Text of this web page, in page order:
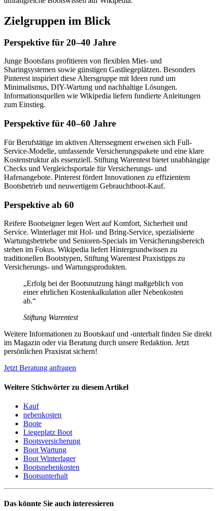
Zielgruppen im Blick
Perspektive für 20–40 Jahre
Junge Bootsfans profitieren von flexiblen Miet- und
Sharingsystemen sowie günstigen Gastliegeplätzen. Besonders
Pinterest inspiriert diese Altersgruppe mit Ideen rund um
Minimalismus, DIY-Wartung und nachhaltige Lösungen.
Informationsquellen wie Wikipedia liefern fundierte Anleitungen
zum Einstieg.
Perspektive für 40–60 Jahre
Für Berufstätige im aktiven Alterssegment erweisen sich Full-
Service-Modelle, umfassende Versicherungspakete und eine klare
Kostenstruktur als essenziell. Stiftung Warentest bietet unabhängige
Checks und Vergleichsportale für Versicherungs- und
Hafenangebote. Pinterest fördert Innovationen zu effizientem
Bootsbetrieb und neuwertigem Gebrauchtboot-Kauf.
Perspektive ab 60
Reifere Bootseigner legen Wert auf Komfort, Sicherheit und
Service. Winterlager mit Hol- und Bring-Service, spezialisierte
Wartungsbetriebe und Senioren-Specials im Versicherungsbereich
stehen im Fokus. Wikipedia liefert Hintergrundwissen zu
traditionellen Bootstypen, Stiftung Warentest Praxistipps zu
Versicherungs- und Wartungsprodukten.
„Erfolg bei der Bootsnutzung hängt maßgeblich von
einer ehrlichen Kostenkalkulation aller Nebenkosten
ab.“
Stiftung Warentest
Weitere Informationen zu Bootskauf und -unterhalt finden Sie direkt
im Magazin oder via Beratung durch unsere Redaktion. Jetzt
persönlichen Praxisrat sichern!
Jetzt Beratung anfragen
Weitere Stichwörter zu diesem Artikel
Kauf
nebenkosten
Boote
Liegeplatz Boot
Bootsversicherung
Boot Wartung
Boot Winterlager
Bootsnebenkosten
Bootsunterhalt
Das könnte Sie auch interessieren